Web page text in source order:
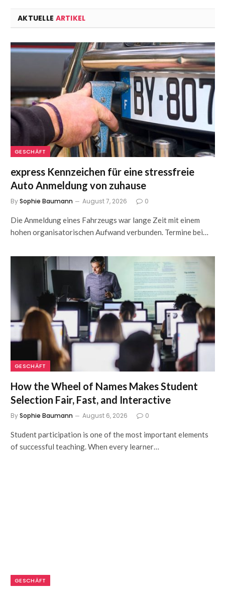
AKTUELLE ARTIKEL
GESCHÄFT
express Kennzeichen für eine stressfreie
Auto Anmeldung von zuhause
BySophie Baumann August 7, 2026 0
Die Anmeldung eines Fahrzeugs war lange Zeit mit einem
hohen organisatorischen Aufwand verbunden. Termine bei…
GESCHÄFT
How the Wheel of Names Makes Student
Selection Fair, Fast, and Interactive
BySophie Baumann August 6, 2026 0
Student participation is one of the most important elements
of successful teaching. When every learner…
GESCHÄFT